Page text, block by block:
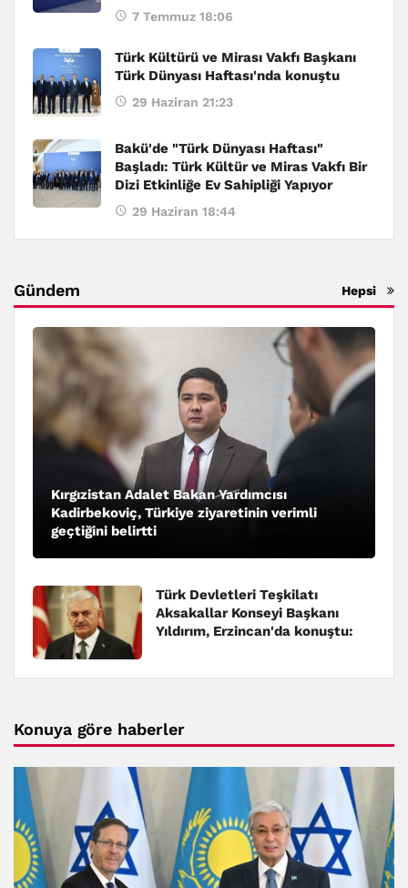
7 Temmuz 18:06
Türk Kültürü ve Mirası Vakfı Başkanı
Türk Dünyası Haftası'nda konuştu
29 Haziran 21:23
Bakü'de "Türk Dünyası Haftası"
Başladı: Türk Kültür ve Miras Vakfı Bir
Dizi Etkinliğe Ev Sahipliği Yapıyor
29 Haziran 18:44
Gündem Hepsi
Kırgızistan Adalet Bakan Yardımcısı
Kadirbekoviç, Türkiye ziyaretinin verimli
geçtiğini belirtti
Türk Devletleri Teşkilatı
Aksakallar Konseyi Başkanı
Yıldırım, Erzincan'da konuştu:
Konuya göre haberler